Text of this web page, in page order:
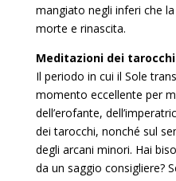
mangiato negli inferi che
morte e rinascita.
Meditazioni dei
Il periodo in cui il Sole
momento eccellente per
dell’erofante,
dei tarocchi, nonché sul
degli arcani minori. Hai
da un saggio consigliere?